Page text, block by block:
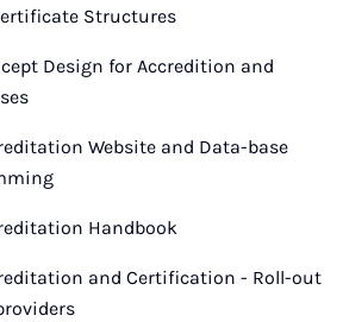
Structures
Design for Accredition and
Website and Data-base
Handbook
and Certification - Roll-out